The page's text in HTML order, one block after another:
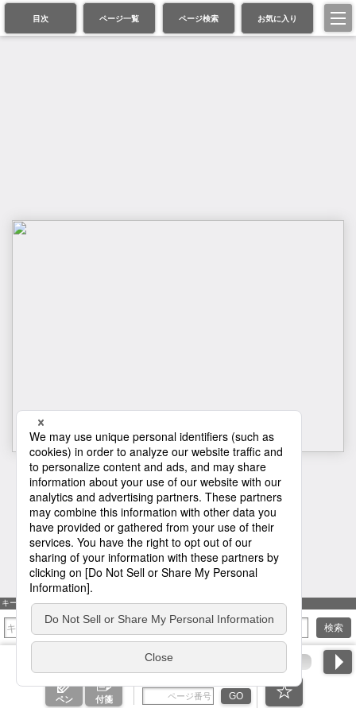
目次 ページ一覧 ページ検索 お気に入り
キーワード検索
検索
ペン 付箋 GO